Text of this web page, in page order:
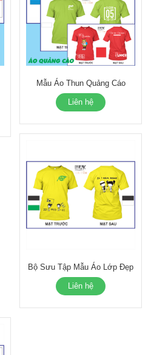
Mẫu Áo Thun Quảng Cáo
Liên hệ
Bộ Sưu Tập Mẫu Áo Lớp Đẹp
Liên hệ